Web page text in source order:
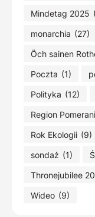
Mindetag 2025
monarchia (27)
Öch sainen
Poczta (1)
Polityka (12)
Region
Rok Ekologii (9)
sondaż (1)
Thronejubilee
Wideo (9)